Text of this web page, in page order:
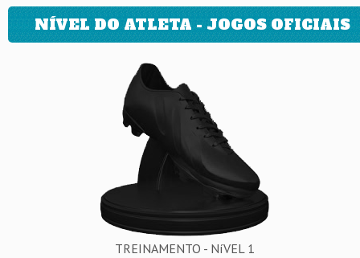
NÍVEL DO ATLETA - JOGOS OFICIAIS
TREINAMENTO - NíVEL 1